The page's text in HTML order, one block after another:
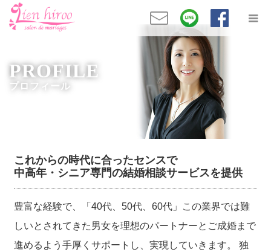
PROFILE
これからの時代に合ったセンスで
中高年・シニア専門の結婚相談サービスを提供
豊富な経験で、「40代、50代、60代」この業界では難
しいとされてきた男女を理想のパートナーとご成婚まで
進めるよう手厚くサポート し、実現していきます。 独